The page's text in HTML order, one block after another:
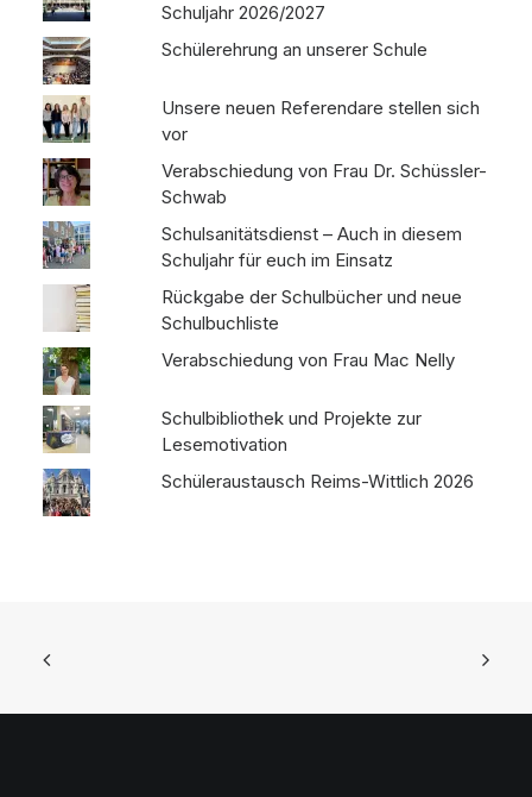
Schuljahr 2026/2027
Schülerehrung an unserer Schule
Unsere neuen Referendare stellen sich
vor
Verabschiedung von Frau Dr. Schüssler-
Schwab
Schulsanitätsdienst – Auch in diesem
Schuljahr für euch im Einsatz
Rückgabe der Schulbücher und neue
Schulbuchliste
Verabschiedung von Frau Mac Nelly
Schulbibliothek und Projekte zur
Lesemotivation
Schüleraustausch Reims-Wittlich 2026